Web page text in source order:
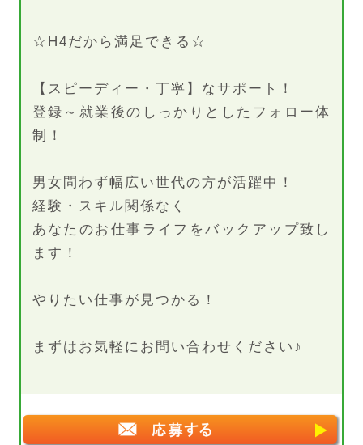
☆H4だから満足できる☆
【スピーディー・丁寧】なサポート！
登録～就業後のしっかりとしたフォロー体
制！
男女問わず幅広い世代の方が活躍中！
経験・スキル関係なく
あなたのお仕事ライフをバックアップ致し
ます！
やりたい仕事が見つかる！
まずはお気軽にお問い合わせください♪